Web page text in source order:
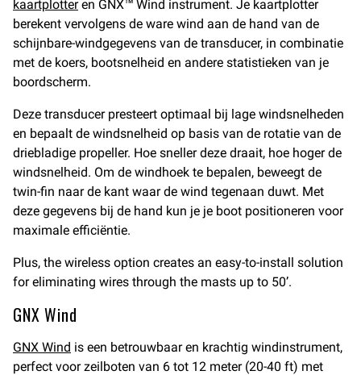
kaartplotteren GNX™ Wind instrument. Je kaartplotter
berekent vervolgens de ware wind aan de hand van de
schijnbare-windgegevens van de transducer, in combinatie
met de koers, bootsnelheid en andere statistieken van je
boordscherm.
Deze transducer presteert optimaal bij lage windsnelheden
en bepaalt de windsnelheid op basis van de rotatie van de
driebladige propeller. Hoe sneller deze draait, hoe hoger de
windsnelheid. Om de windhoek te bepalen, beweegt de
twin-fin naar de kant waar de wind tegenaan duwt. Met
deze gegevens bij de hand kun je je boot positioneren voor
maximale efficiëntie.
Plus, the wireless option creates an easy-to-install solution
for eliminating wires through the masts up to 50’.
GNX Wind
GNX Wind is een betrouwbaar en krachtig windinstrument,
perfect voor zeilboten van 6 tot 12 meter (20-40 ft) met